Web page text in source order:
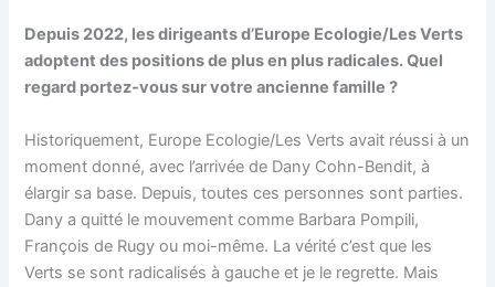
Depuis 2022, les dirigeants d’Europe Ecologie/Les Verts
adoptent des positions de plus en plus radicales.Quel
regard portez-vous sur votre ancienne famille ?
Historiquement, Europe Ecologie/Les Verts avait réussi à un
moment donné, avec l’arrivée de Dany Cohn-Bendit, à
élargir sa base. Depuis, toutes ces personnes sont parties.
Dany a quitté le mouvement comme Barbara Pompili,
François de Rugy ou moi-même. La vérité c’est que les
Verts se sont radicalisés à gauche et je le regrette. Mais